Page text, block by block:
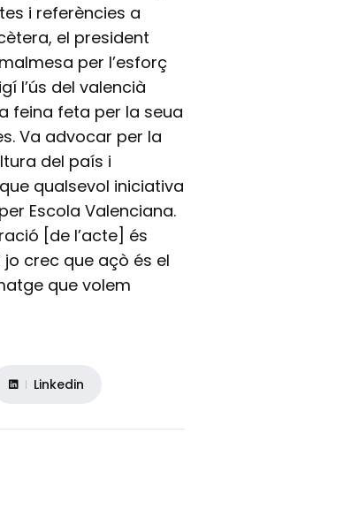
i referències a
el president
per l’esforç
l’ús del valencià
feina feta per la seua
Va advocar per la
del país i
qualsevol iniciativa
Escola Valenciana.
[de l’acte] és
crec que açò és el
que volem
Linkedin